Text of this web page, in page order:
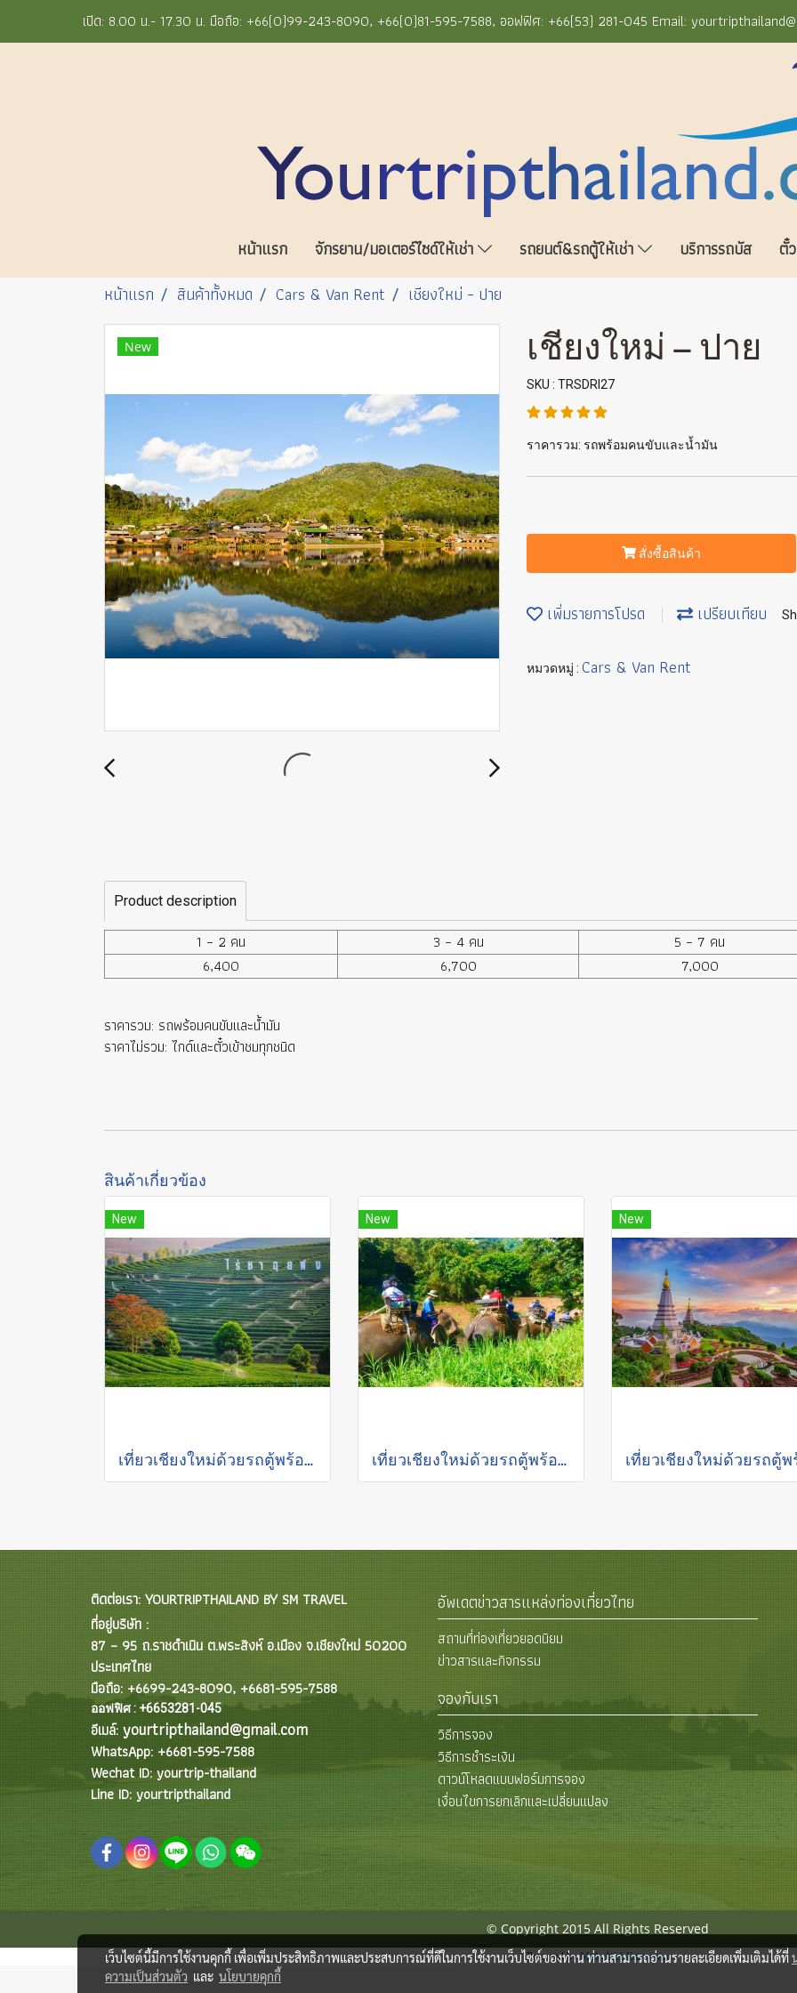
เปิด: 8.00 น.- 17.30 น. มือถือ: +66(0)99-243-8090, +66(0)81-595-7588, ออฟฟิศ: +66(53) 281-045 Email:
หน้าแรก จักรยาน/มอเตอร์ไซด์ให้เช่า รถยนต์&รถตู้ให้เช่า บริการรถบัส
ตั๋
หน้าแรก
สินค้าทั้งหมด Cars & Van Rent เชียงใหม่ – ปาย
New เชียงใหม่ – ปาย
SKU : TRSDRI27
ราคารวม: รถพร้อมคนขับและน้ำมัน
สั่งซื้อสินค้า
เพิ่มรายการโปรด เปรียบเทียบ
หมวดหมู่ : Cars & Van Rent
Product description
1 – 2 คน 3 – 4 คน
5 – 7 คน
6,400
6,700 7,000
ราคารวม: รถพร้อมคนขับและน้ำมัน
ราคาไม่รวม: ไกด์และตั๋วเข้าชมทุกชนิด
สินค้าเกี่ยวข้อง
New
เที่ยวเชียงใหม่ด้วยรถตู้พร้อมคนขับ "เชียงราย 2 วัน 1 คืน"
New
เที่ยวเชียงใหม่ด้วยรถตู้พร้อมคนขับ "ล่องแพเชียงใหม่"
New
ติดต่อเรา: YOURTRIPTHAILAND BY SM TRAVEL
ที่อยู่บริษัท :
87 – 95 ถ.ราชดำเนิน ต.พระสิงห์ อ.เมือง จ.เชียงใหม่ 50200
ประเทศไทย
มือถือ: +6699-243-8090, +6681-595-7588
ออฟฟิศ : +6653281-045
อีเมล์: yourtripthailand@gmail.com
WhatsApp: +6681-595-7588
Wechat ID: yourtrip-thailand
Line ID: yourtripthailand
อัพเดตข่าวสารแหล่งท่องเที่ยวไทย
สถานที่ท่องเที่ยวยอดนิยม
ข่าวสารและกิจกรรม
จองกับเรา
วิธีการจอง
วิธีการชำระเงิน
ดาวน์โหลดแบบฟอร์มการจอง
เงื่อนไขการยกเลิกและเปลี่ยนแปลง
© Copyright 2015 All Rights Reserved
Powered byMakeWebEasy.com
เว็บไซต์นี้มีการใช้งานคุกกี้ เพื่อเพิ่มประสิทธิภาพและประสบการณ์ที่ดีในการใช้งานเว็บไซต์ของท่าน ท่านสามารถอ่านรายละเอียดเพิ่มเติมได้ที่
ความเป็นส่วนตัว และ นโยบายคุกกี้